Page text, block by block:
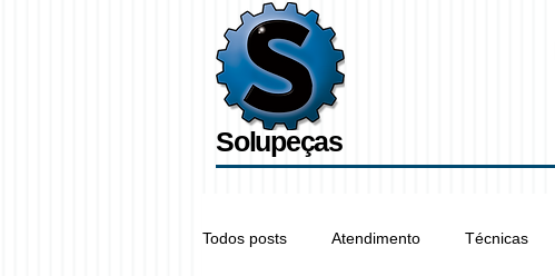
Solupeças
Todos posts Atendimento Técnicas